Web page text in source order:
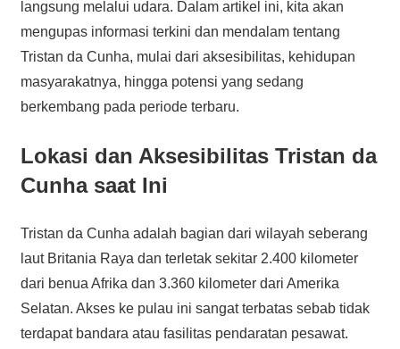
langsung melalui udara. Dalam artikel ini, kita akan
mengupas informasi terkini dan mendalam tentang
Tristan da Cunha, mulai dari aksesibilitas, kehidupan
masyarakatnya, hingga potensi yang sedang
berkembang pada periode terbaru.
Lokasi dan Aksesibilitas Tristan da
Cunha saat Ini
Tristan da Cunha adalah bagian dari wilayah seberang
laut Britania Raya dan terletak sekitar 2.400 kilometer
dari benua Afrika dan 3.360 kilometer dari Amerika
Selatan. Akses ke pulau ini sangat terbatas sebab tidak
terdapat bandara atau fasilitas pendaratan pesawat.